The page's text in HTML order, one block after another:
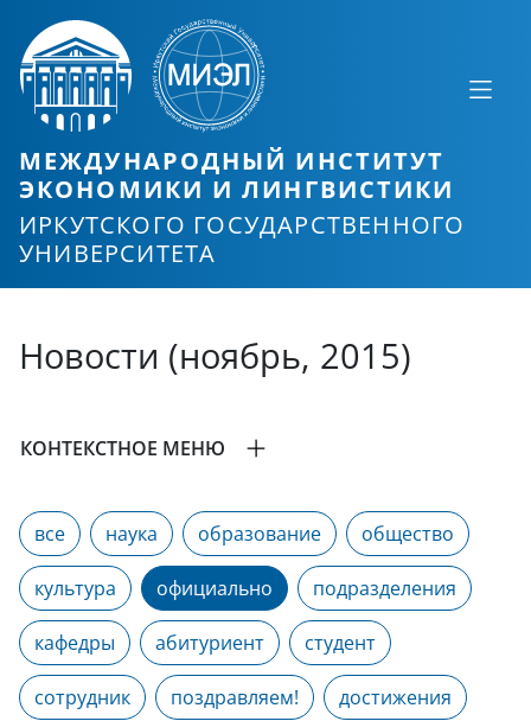
МЕЖДУНАРОДНЫЙ ИНСТИТУТ
ЭКОНОМИКИ И ЛИНГВИСТИКИ
ИРКУТСКОГО ГОСУДАРСТВЕННОГО
УНИВЕРСИТЕТА
Новости (ноябрь, 2015)
КОНТЕКСТНОЕ МЕНЮ
все наука образование общество
культура официально подразделения
кафедры абитуриент студент
сотрудник поздравляем! достижения